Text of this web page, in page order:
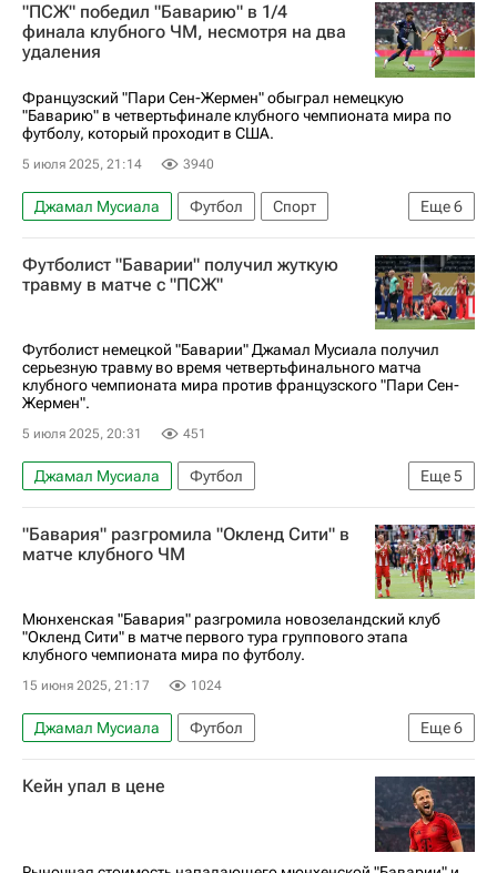
Материалы РИА Спорт
Клубный чемпионат мира по футболу
Бавария
Пари Сен-Жермен (ПСЖ)
Луис Энрике
Матвей Сафонов
Хвича Кварацхелия
Мануэль Нойер
Джанлуиджи Доннарумма
Томас Мюллер
"ПСЖ" победил "Баварию" в 1/4
финала клубного ЧМ, несмотря на два
удаления
Французский "Пари Сен-Жермен" обыграл немецкую
"Баварию" в четвертьфинале клубного чемпионата мира по
футболу, который проходит в США.
5 июля 2025, 21:14 3940
Еще6
Джамал Мусиала Футбол
Спорт
Усман Дембеле
Люка Эрнандес
Джанлуиджи Доннарумма
Бавария
Клубный чемпионат мира по футболу
Футболист "Баварии" получил жуткую
травму в матче с "ПСЖ"
Футболист немецкой "Баварии" Джамал Мусиала получил
серьезную травму во время четвертьфинального матча
клубного чемпионата мира против французского "Пари Сен-
Жермен".
5 июля 2025, 20:31 451
Еще5
Джамал Мусиала
Футбол
Джанлуиджи Доннарумма
Бавария
Пари Сен-Жермен (ПСЖ)
Спорт
"Бавария" разгромила "Окленд Сити" в
матче клубного ЧМ
Мюнхенская "Бавария" разгромила новозеландский клуб
"Окленд Сити" в матче первого тура группового этапа
клубного чемпионата мира по футболу.
15 июня 2025, 21:17 1024
Еще6
Джамал Мусиала
Футбол
Клубный чемпионат мира по футболу
Окленд Сити
Спорт
Кейн упал в цене